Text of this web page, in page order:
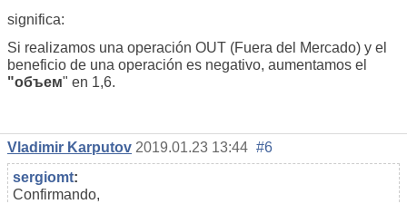
significa:
Si realizamos una operación OUT (Fuera del Mercado) y el
beneficio de una operación es negativo, aumentamos el
"объем" en 1,6.
Vladimir Karputov 2019.01.23 13:44 #6
sergiomt:
Confirmando,